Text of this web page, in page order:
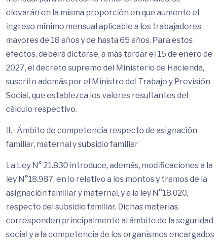
elevarán en la misma proporción en que aumente el
ingreso mínimo mensual aplicable a los trabajadores
mayores de 18 años y de hasta 65 años. Para estos
efectos, deberá dictarse, a más tardar el 15 de enero de
2027, el decreto supremo del Ministerio de Hacienda,
suscrito además por el Ministro del Trabajo y Previsión
Social, que establezca los valores resultantes del
cálculo respectivo.
II.- Ámbito de competencia respecto de asignación
familiar, maternal y subsidio familiar
La Ley N° 21.830 introduce, además, modificaciones a la
ley N°18.987, en lo relativo a los montos y tramos de la
asignación familiar y maternal, y a la ley N°18.020,
respecto del subsidio familiar. Dichas materias
corresponden principalmente al ámbito de la seguridad
social y a la competencia de los organismos encargados